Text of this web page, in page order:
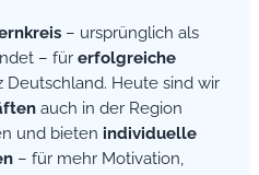
– ursprünglich als
– für erfolgreiche
Deutschland. Heute sind wir
auch in der Region
und bieten individuelle
– für mehr Motivation,